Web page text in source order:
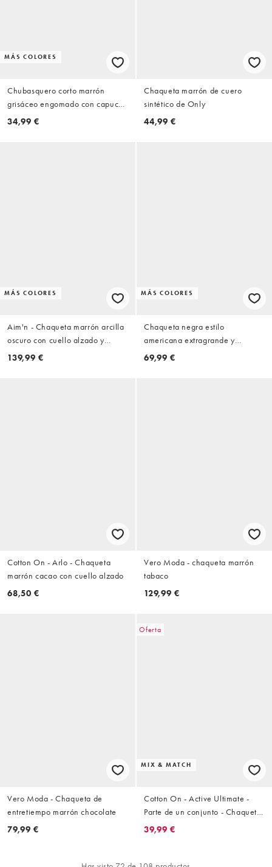
MÁS COLORES
Chubasquero corto marrón
grisáceo engomado con capucha
de ASOS DESIGN
34,99 €
Chaqueta marrón de cuero
sintético de Only
44,99 €
MÁS COLORES
Aim'n - Chaqueta marrón arcilla
oscuro con cuello alzado y
cremallera de borreguito
139,99 €
MÁS COLORES
Chaqueta negra estilo
americana extragrande y
holgada de Noisy May
69,99 €
Cotton On - Arlo - Chaqueta
marrón cacao con cuello alzado
68,50 €
Vero Moda - chaqueta marrón
tabaco
129,99 €
Vero Moda - Chaqueta de
entretiempo marrón chocolate
79,99 €
Oferta
MIX & MATCH
Cotton On - Active Ultimate -
Parte de un conjunto - Chaqueta
de chándal marrón tostado
39,99 €